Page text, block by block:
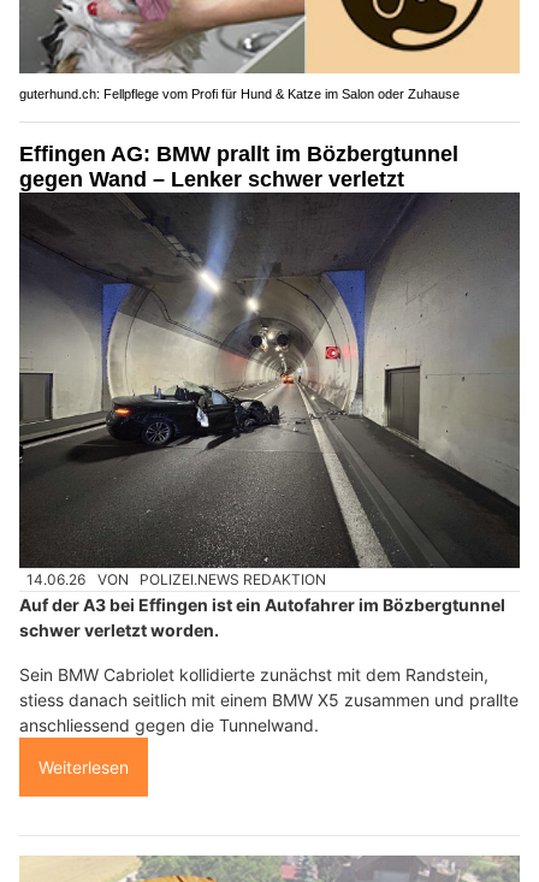
guterhund.ch: Fellpflege vom Profi für Hund & Katze im Salon oder Zuhause
Effingen AG: BMW prallt im Bözbergtunnel
gegen Wand – Lenker schwer verletzt
14.06.26 VON POLIZEI.NEWS REDAKTION
Auf der A3 bei Effingen ist ein Autofahrer im Bözbergtunnel
schwer verletzt worden.
Sein BMW Cabriolet kollidierte zunächst mit dem Randstein,
stiess danach seitlich mit einem BMW X5 zusammen und prallte
anschliessend gegen die Tunnelwand.
Weiterlesen